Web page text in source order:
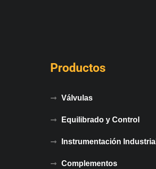
Productos
Válvulas
Equilibrado y Control
Instrumentación Industrial
Complementos